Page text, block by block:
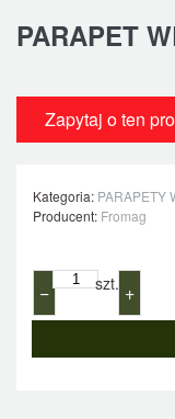
PARAPET
Zapytaj o ten
Kategoria: PARAPETY
Producent: Fromag
− szt. +